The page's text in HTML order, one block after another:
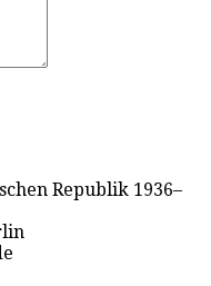
Republik 1936–